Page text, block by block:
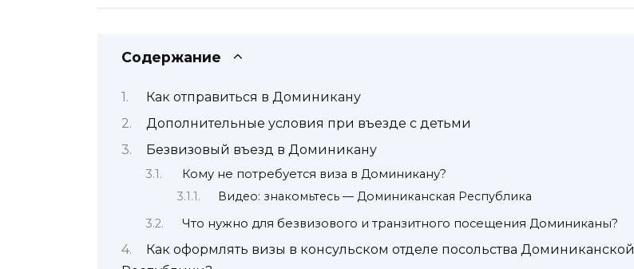
Содержание
Как отправиться в Доминикану
Дополнительные условия при въезде с детьми
Безвизовый въезд в Доминикану
Кому не потребуется виза в Доминикану?
Видео: знакомьтесь — Доминиканская Республика
Что нужно для безвизового и транзитного посещения Доминиканы?
Как оформлять визы в консульском отделе посольства Доминиканской